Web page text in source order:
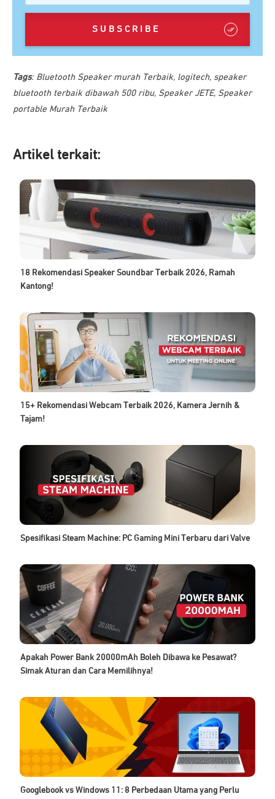
SUBSCRIBE
Tags: Bluetooth Speaker murah Terbaik, logitech, speaker
bluetooth terbaik dibawah 500 ribu, Speaker JETE, Speaker
portable Murah Terbaik
Artikel terkait:
18 Rekomendasi Speaker Soundbar Terbaik 2026, Ramah
Kantong!
15+ Rekomendasi Webcam Terbaik 2026, Kamera Jernih &
Tajam!
Spesifikasi Steam Machine: PC Gaming Mini Terbaru dari Valve
Apakah Power Bank 20000mAh Boleh Dibawa ke Pesawat?
Simak Aturan dan Cara Memilihnya!
Googlebook vs Windows 11: 8 Perbedaan Utama yang Perlu